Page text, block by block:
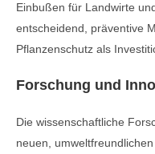
Einbußen für Landwirte
entscheidend, präventive
Pflanzenschutz als
Forschung und
Die wissenschaftliche
neuen,